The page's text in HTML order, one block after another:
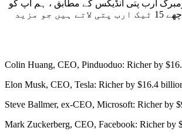
ارب پتی انڈیکس کے مطابق ، ہم آپ کو
2020 میں سب سے اچھے 15 ٹیک ارب پتی لاتے ہیں جو مزید
Colin Huang, CEO, Pinduoduo: Richer by
Elon Musk, CEO, Tesla: Richer by $16.4
Steve Ballmer, ex-CEO, Microsoft: Richer by
Mark Zuckerberg, CEO, Facebook: Richer by